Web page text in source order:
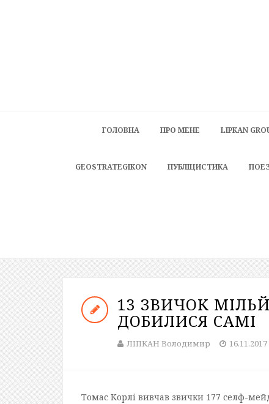
ГОЛОВНА ПРО МЕНЕ LIPKAN
GEOSTRATEGIKON ПУБЛІЦИСТИКА
13 ЗВИЧОК
ДОБИЛИСЯ САМІ
ЛІПКАН Володимир 16.11.2017
Томас Корлі вивчав звички 177 селф-